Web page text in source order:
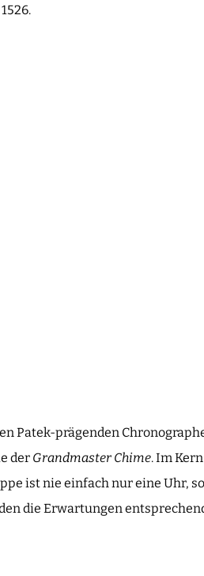
Patek-prägenden
der Grandmaster Chime. Im
ist nie einfach nur eine Uhr,
die Erwartungen